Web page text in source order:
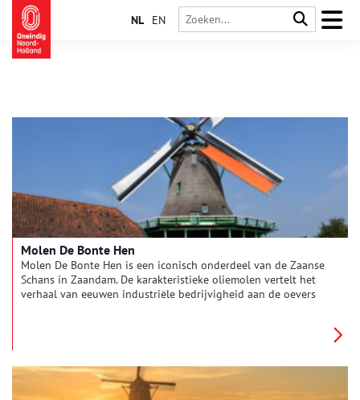
NL EN
Molen De Bonte Hen
Molen De Bonte Hen is een iconisch onderdeel van de Zaanse
Schans in Zaandam. De karakteristieke oliemolen vertelt het
verhaal van eeuwen industriële bedrijvigheid aan de oevers